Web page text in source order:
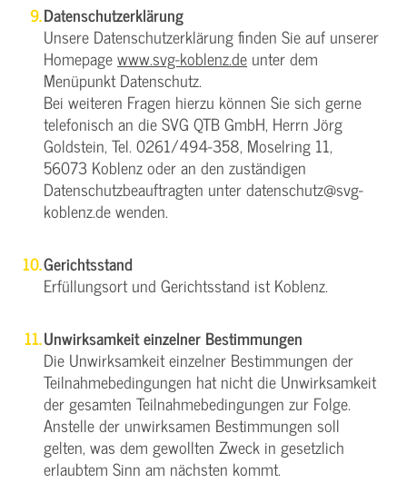
Datenschutzerklärung
Unsere Datenschutzerklärung finden Sie auf unserer
Homepagewww.svg-koblenz.de unter dem
Menüpunkt Datenschutz.
Bei weiteren Fragen hierzu können Sie sich gerne
telefonisch an die SVG QTB GmbH, Herrn Jörg
Goldstein, Tel. 0261/494-358, Moselring 11,
56073 Koblenz oder an den zuständigen
Datenschutzbeauftragten unter datenschutz@svg-
koblenz.de wenden.
Gerichtsstand
Erfüllungsort und Gerichtsstand ist Koblenz.
Unwirksamkeit einzelner Bestimmungen
Die Unwirksamkeit einzelner Bestimmungen der
Teilnahmebedingungen hat nicht die Unwirksamkeit
der gesamten Teilnahmebedingungen zur Folge.
Anstelle der unwirksamen Bestimmungen soll
gelten, was dem gewollten Zweck in gesetzlich
erlaubtem Sinn am nächsten kommt.